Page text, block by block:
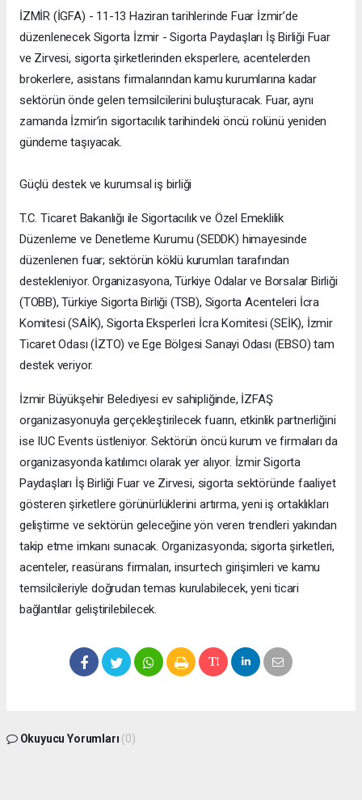
İZMİR (İGFA) - 11-13 Haziran tarihlerinde Fuar İzmir’de
düzenlenecek Sigorta İzmir - Sigorta Paydaşları İş Birliği Fuar
ve Zirvesi, sigorta şirketlerinden eksperlere, acentelerden
brokerlere, asistans firmalarından kamu kurumlarına kadar
sektörün önde gelen temsilcilerini buluşturacak. Fuar, aynı
zamanda İzmir’in sigortacılık tarihindeki öncü rolünü yeniden
gündeme taşıyacak.
Güçlü destek ve kurumsal iş birliği
T.C. Ticaret Bakanlığı ile Sigortacılık ve Özel Emeklilik
Düzenleme ve Denetleme Kurumu (SEDDK) himayesinde
düzenlenen fuar; sektörün köklü kurumları tarafından
destekleniyor. Organizasyona, Türkiye Odalar ve Borsalar Birliği
(TOBB), Türkiye Sigorta Birliği (TSB), Sigorta Acenteleri İcra
Komitesi (SAİK), Sigorta Eksperleri İcra Komitesi (SEİK), İzmir
Ticaret Odası (İZTO) ve Ege Bölgesi Sanayi Odası (EBSO) tam
destek veriyor.
İzmir Büyükşehir Belediyesi ev sahipliğinde, İZFAŞ
organizasyonuyla gerçekleştirilecek fuarın, etkinlik partnerliğini
ise IUC Events üstleniyor. Sektörün öncü kurum ve firmaları da
organizasyonda katılımcı olarak yer alıyor. İzmir Sigorta
Paydaşları İş Birliği Fuar ve Zirvesi, sigorta sektöründe faaliyet
gösteren şirketlere görünürlüklerini artırma, yeni iş ortaklıkları
geliştirme ve sektörün geleceğine yön veren trendleri yakından
takip etme imkanı sunacak. Organizasyonda; sigorta şirketleri,
acenteler, reasürans firmaları, insurtech girişimleri ve kamu
temsilcileriyle doğrudan temas kurulabilecek, yeni ticari
bağlantılar geliştirilebilecek.
Okuyucu Yorumları (0)